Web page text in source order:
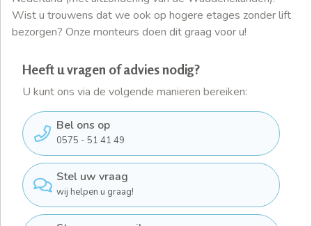
Wist u trouwens dat we ook op hogere etages zonder lift
bezorgen? Onze monteurs doen dit graag voor u!
Heeft u vragen of advies nodig?
U kunt ons via de volgende manieren bereiken:
Bel ons op
0575 - 51 41 49
Stel uw vraag
wij helpen u graag!